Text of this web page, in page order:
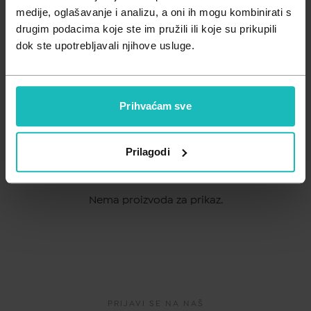
medije, oglašavanje i analizu, a oni ih mogu kombinirati s
drugim podacima koje ste im pružili ili koje su prikupili
dok ste upotrebljavali njihove usluge.
Prihvaćam sve
Prilagodi
Zdravlje muškarca
Zdravlje žene
Minerali
Probiotici i prebiotici
Važna obavijest prema Zakonu o zaštiti potrošača.
Relevantnost
A - Z
Najniža cijena
Nema proizvoda za prikaz.
PRIJAVI SE NA NAŠ